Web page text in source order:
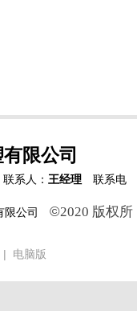
限公司
联系人： 王经理联系电
限公司 ©2020 版权所
| 电脑版